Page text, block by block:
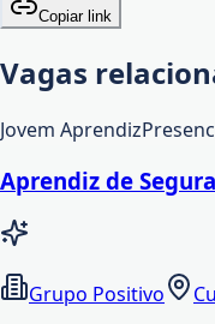
Copiar link
Vagas
Jovem Aprendiz
Aprendiz de
Grupo Positivo